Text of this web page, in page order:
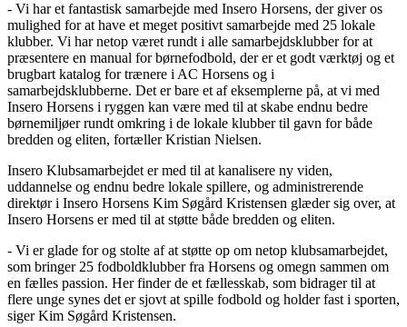
- Vi har et fantastisk samarbejde med Insero Horsens, der giver os
mulighed for at have et meget positivt samarbejde med 25 lokale
klubber. Vi har netop været rundt i alle samarbejdsklubber for at
præsentere en manual for børnefodbold, der er et godt værktøj og et
brugbart katalog for trænere i AC Horsens og i
samarbejdsklubberne. Det er bare et af eksemplerne på, at vi med
Insero Horsens i ryggen kan være med til at skabe endnu bedre
børnemiljøer rundt omkring i de lokale klubber til gavn for både
bredden og eliten, fortæller Kristian Nielsen.
Insero Klubsamarbejdet er med til at kanalisere ny viden,
uddannelse og endnu bedre lokale spillere, og administrerende
direktør i Insero Horsens Kim Søgård Kristensen glæder sig over, at
Insero Horsens er med til at støtte både bredden og eliten.
- Vi er glade for og stolte af at støtte op om netop klubsamarbejdet,
som bringer 25 fodboldklubber fra Horsens og omegn sammen om
en fælles passion. Her finder de et fællesskab, som bidrager til at
flere unge synes det er sjovt at spille fodbold og holder fast i sporten,
siger Kim Søgård Kristensen.